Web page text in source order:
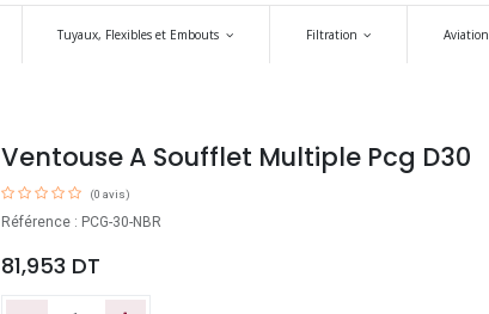
Tuyaux, Flexibles et Embouts Filtration Aviation
Ventouse A Soufflet Multiple Pcg D30
(0 avis)
Référence : PCG-30-NBR
81,953 DT